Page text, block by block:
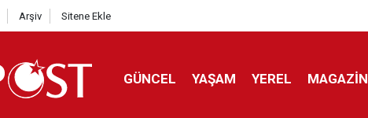
Arşiv Sitene Ekle
GÜNCEL YAŞAM YEREL MAGAZİN